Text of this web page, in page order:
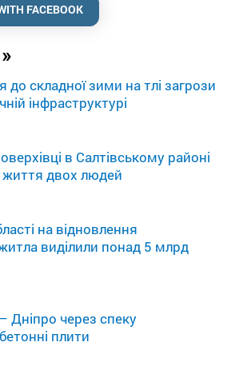
»
до складної зими на тлі загрози
інфраструктурі
в Салтівському районі
двох людей
на відновлення
виділили понад 5 млрд
Дніпро через спеку
плити
FACEBOOK